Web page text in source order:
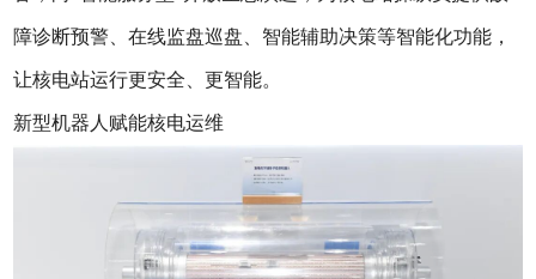
障诊断预警、在线监盘巡盘、智能辅助决策等智能化功能，
让核电站运行更安全、更智能。
新型机器人赋能核电运维